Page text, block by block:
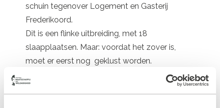
schuin tegenover Logement en Gasterij
Frederikoord.
Dit is een flinke uitbreiding, met 18
slaapplaatsen. Maar: voordat het zover is,
moet er eerst nog geklust worden.
Momenteel wordt er hard gewerkt om alles in
orde te maken om na de coronaperiode de